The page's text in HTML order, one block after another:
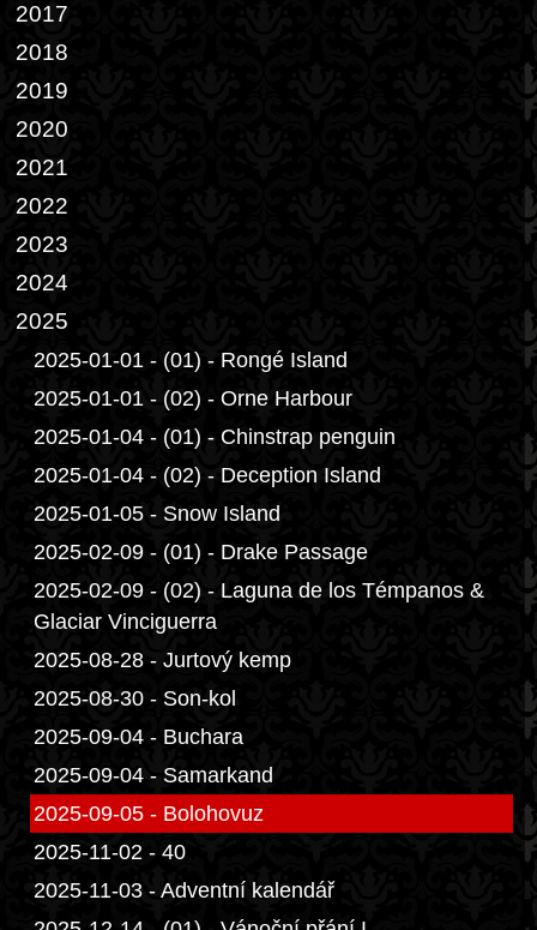
2017
2018
2019
2020
2021
2022
2023
2024
2025
2025-01-01 - (01) - Rongé Island
2025-01-01 - (02) - Orne Harbour
2025-01-04 - (01) - Chinstrap penguin
2025-01-04 - (02) - Deception Island
2025-01-05 - Snow Island
2025-02-09 - (01) - Drake Passage
2025-02-09 - (02) - Laguna de los Témpanos &
Glaciar Vinciguerra
2025-08-28 - Jurtový kemp
2025-08-30 - Son-kol
2025-09-04 - Buchara
2025-09-04 - Samarkand
2025-09-05 - Bolohovuz
2025-11-02 - 40
2025-11-03 - Adventní kalendář